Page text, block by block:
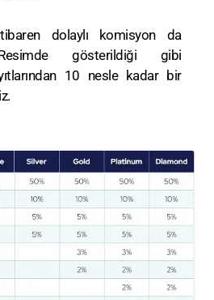
dolaylı komisyon da
Resimde gösterildiği gibi
10 nesle kadar bir